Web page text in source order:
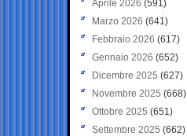
Aprile 2026 (591)
Marzo 2026 (641)
Febbraio 2026 (617)
Gennaio 2026 (652)
Dicembre 2025 (627)
Novembre 2025 (668)
Ottobre 2025 (651)
Settembre 2025 (662)